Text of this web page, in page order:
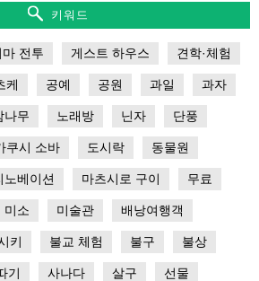
키워드
전투 게스트 하우스 견학·체험
케 공예 공원 과일 과자
나무 노래방 닌자 단풍
쿠시 소바 도시락 동물원
노베이션 마츠시로 구이 무료
미소 미술관 배낭여행객
키 불교 체험 불구 불상
기 사나다 살구 선물